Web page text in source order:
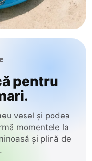
pentru
vesel și podea
momentele la
și plină de